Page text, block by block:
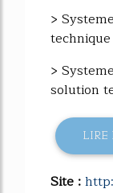
>
>
solution
LIRE
Site :